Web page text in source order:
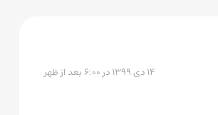
۱۴ دی ۱۳۹۹ در ۶:۰۰ بعد از ظهر